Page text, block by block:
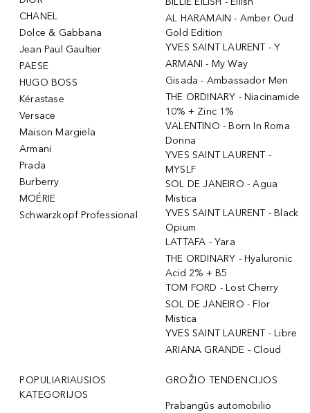
CHANEL
Dolce & Gabbana
Jean Paul Gaultier
PAESE
HUGO BOSS
Kérastase
Versace
Maison Margiela
Armani
Prada
Burberry
MOÉRIE
Schwarzkopf Professional
AL HARAMAIN - Amber Oud
Gold Edition
YVES SAINT LAURENT - Y
ARMANI - My Way
Gisada - Ambassador Men
THE ORDINARY - Niacinamide
10% + Zinc 1%
VALENTINO - Born In Roma
Donna
YVES SAINT LAURENT -
MYSLF
SOL DE JANEIRO - Agua
Mistica
YVES SAINT LAURENT - Black
Opium
LATTAFA - Yara
THE ORDINARY - Hyaluronic
Acid 2% + B5
TOM FORD - Lost Cherry
SOL DE JANEIRO - Flor
Mistica
YVES SAINT LAURENT - Libre
ARIANA GRANDE - Cloud
POPULIARIAUSIOS
KATEGORIJOS
GROŽIO TENDENCIJOS
Prabangūs automobilio